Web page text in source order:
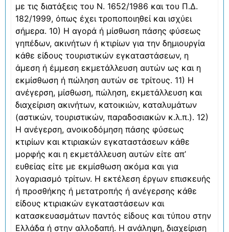
με τις διατάξεις του Ν. 1652/1986 και του Π.Δ.
182/1999, όπως έχει τροποποιηθεί και ισχύει
σήμερα. 10) Η αγορά ή μίσθωση πάσης φύσεως
γηπέδων, ακινήτων ή κτιρίων για την δημιουργία
κάθε είδους τουριστικών εγκαταστάσεων, η
άμεση ή έμμεση εκμετάλλευση αυτών ως και η
εκμίσθωση ή πώληση αυτών σε τρίτους. 11) Η
ανέγερση, μίσθωση, πώληση, εκμετάλλευση και
διαχείριση ακινήτων, κατοικιών, καταλυμάτων
(αστικών, τουριστικών, παραδοσιακών κ.λ.π.). 12)
Η ανέγερση, ανοικοδόμηση πάσης φύσεως
κτιρίων και κτιριακών εγκαταστάσεων κάθε
μορφής και η εκμετάλλευση αυτών είτε απ’
ευθείας είτε με εκμίσθωση ακόμα και για
λογαριασμό τρίτων. Η εκτέλεση έργων επισκευής
ή προσθήκης ή μετατροπής ή ανέγερσης κάθε
είδους κτιριακών εγκαταστάσεων και
κατασκευασμάτων παντός είδους και τύπου στην
Ελλάδα ή στην αλλοδαπή. Η ανάληψη, διαχείριση